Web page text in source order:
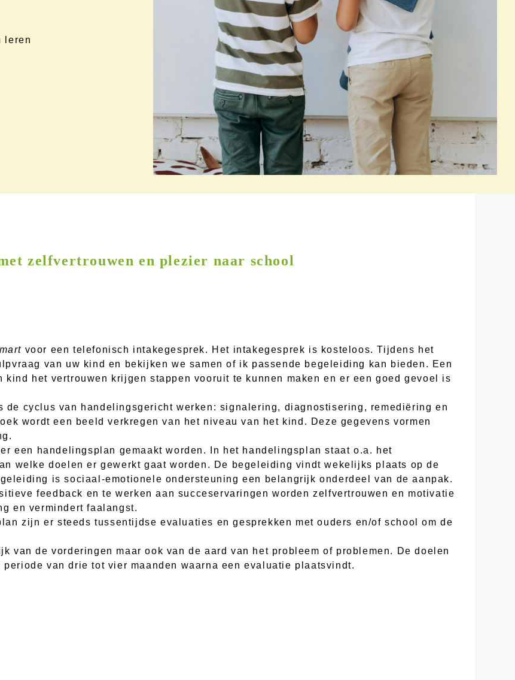
leren
zelfvertrouwen en plezier naar school
voor een telefonisch intakegesprek. Het intakegesprek is kosteloos. Tijdens het
van uw kind en bekijken we samen of ik passende begeleiding kan bieden. Een
het vertrouwen krijgen stappen vooruit te kunnen maken en er een goed gevoel is
cyclus van handelingsgericht werken: signalering, diagnostisering, remediëring en
wordt een beeld verkregen van het niveau van het kind. Deze gegevens vormen
een handelingsplan gemaakt worden. In het handelingsplan staat o.a. het
welke doelen er gewerkt gaat worden. De begeleiding vindt wekelijks plaats op de
is sociaal-emotionele ondersteuning een belangrijk onderdeel van de aanpak.
feedback en te werken aan succeservaringen worden zelfvertrouwen en motivatie
en vermindert faalangst.
zijn er steeds tussentijdse evaluaties en gesprekken met ouders en/of school om de
van de vorderingen maar ook van de aard van het probleem of problemen. De doelen
van drie tot vier maanden waarna een evaluatie plaatsvindt.